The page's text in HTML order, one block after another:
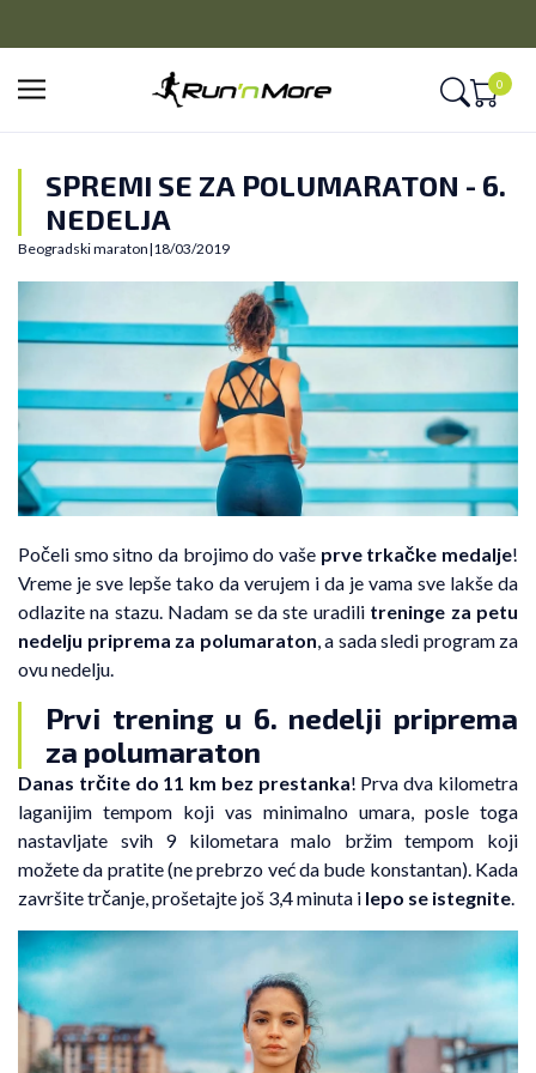
0
SPREMI SE ZA POLUMARATON - 6.
NEDELJA
Beogradski maraton|18/03/2019
Počeli smo sitno da brojimo do vaše prve trkačke medalje!
Vreme je sve lepše tako da verujem i da je vama sve lakše da
odlazite na stazu. Nadam se da ste uradili treninge za petu
nedelju priprema za polumaraton, a sada sledi program za
ovu nedelju.
Prvi trening u 6. nedelji priprema
za polumaraton
Danas trčite do 11 km bez prestanka! Prva dva kilometra
laganijim tempom koji vas minimalno umara, posle toga
nastavljate svih 9 kilometara malo bržim tempom koji
možete da pratite (ne prebrzo već da bude konstantan). Kada
završite trčanje, prošetajte još 3,4 minuta i lepo se istegnite.